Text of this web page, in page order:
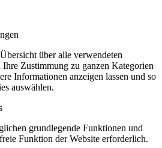
über alle verwendeten
Zustimmung zu ganzen Kategorien
Informationen anzeigen lassen und so
auswählen.
grundlegende Funktionen und
Funktion der Website erforderlich.